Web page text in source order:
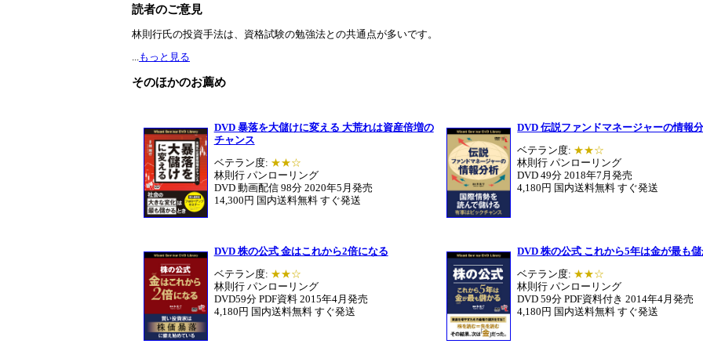
読者のご意見
林則行氏の投資手法は、資格試験の勉強法との共通点が多いです。
...もっと見る
そのほかのお薦め
DVD 暴落を大儲けに変える 大荒れは資産倍増の
チャンス
ベテラン度: ★★☆
林則行 パンローリング
DVD 動画配信 98分 2020年5月発売
14,300円 国内送料無料 すぐ発送
DVD 伝説ファンドマネージャーの情報
ベテラン度: ★★☆
林則行 パンローリング
DVD 49分 2018年7月発売
4,180円 国内送料無料 すぐ発送
DVD 株の公式 金はこれから2倍になる
ベテラン度: ★★☆
林則行 パンローリング
DVD59分 PDF資料 2015年4月発売
4,180円 国内送料無料 すぐ発送
DVD 株の公式 これから5年は金が最も儲
ベテラン度: ★★☆
林則行 パンローリング
DVD 59分 PDF資料付き 2014年4月発売
4,180円 国内送料無料 すぐ発送